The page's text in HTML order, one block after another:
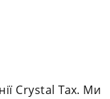
Crystal Tax. Ми